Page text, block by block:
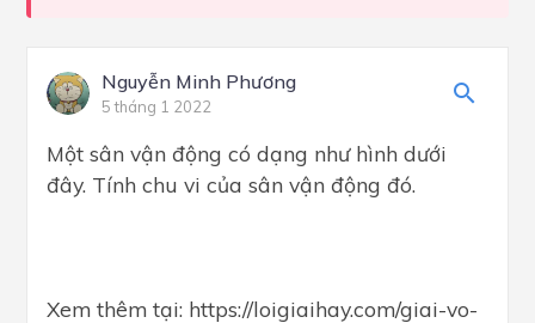
Nguyễn Minh Phương
5 tháng 1 2022
Một sân vận động có dạng như hình dưới
đây. Tính chu vi của sân vận động đó.
Xem thêm tại: https://loigiaihay.com/giai-vo-